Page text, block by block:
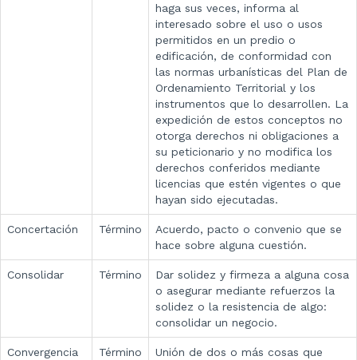
haga sus veces, informa al
interesado sobre el uso o usos
permitidos en un predio o
edificación, de conformidad con
las normas urbanísticas del Plan de
Ordenamiento Territorial y los
instrumentos que lo desarrollen. La
expedición de estos conceptos no
otorga derechos ni obligaciones a
su peticionario y no modifica los
derechos conferidos mediante
licencias que estén vigentes o que
hayan sido ejecutadas.
Concertación Término
Acuerdo, pacto o convenio que se
hace sobre alguna cuestión.
Consolidar Término
Dar solidez y firmeza a alguna cosa
o asegurar mediante refuerzos la
solidez o la resistencia de algo:
consolidar un negocio.
Convergencia Término
Unión de dos o más cosas que